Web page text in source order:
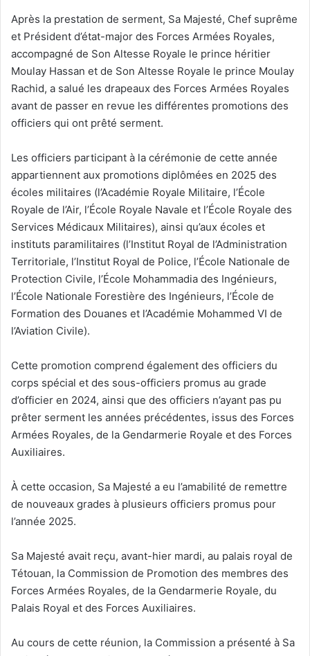
Après la prestation de serment, Sa Majesté, Chef suprême
et Président d’état-major des Forces Armées Royales,
accompagné de Son Altesse Royale le prince héritier
Moulay Hassan et de Son Altesse Royale le prince Moulay
Rachid, a salué les drapeaux des Forces Armées Royales
avant de passer en revue les différentes promotions des
officiers qui ont prêté serment.
Les officiers participant à la cérémonie de cette année
appartiennent aux promotions diplômées en 2025 des
écoles militaires (l’Académie Royale Militaire, l’École
Royale de l’Air, l’École Royale Navale et l’École Royale des
Services Médicaux Militaires), ainsi qu’aux écoles et
instituts paramilitaires (l’Institut Royal de l’Administration
Territoriale, l’Institut Royal de Police, l’École Nationale de
Protection Civile, l’École Mohammadia des Ingénieurs,
l’École Nationale Forestière des Ingénieurs, l’École de
Formation des Douanes et l’Académie Mohammed VI de
l’Aviation Civile).
Cette promotion comprend également des officiers du
corps spécial et des sous-officiers promus au grade
d’officier en 2024, ainsi que des officiers n’ayant pas pu
prêter serment les années précédentes, issus des Forces
Armées Royales, de la Gendarmerie Royale et des Forces
Auxiliaires.
À cette occasion, Sa Majesté a eu l’amabilité de remettre
de nouveaux grades à plusieurs officiers promus pour
l’année 2025.
Sa Majesté avait reçu, avant-hier mardi, au palais royal de
Tétouan, la Commission de Promotion des membres des
Forces Armées Royales, de la Gendarmerie Royale, du
Palais Royal et des Forces Auxiliaires.
Au cours de cette réunion, la Commission a présenté à Sa